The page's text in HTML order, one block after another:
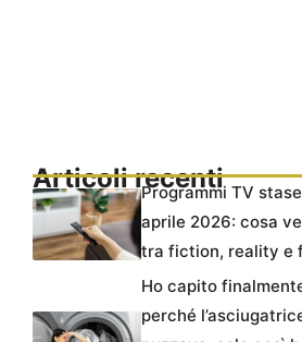
Articoli recenti
Programmi TV
aprile 2026: cosa
tra fiction, reality e
Ho capito
perché